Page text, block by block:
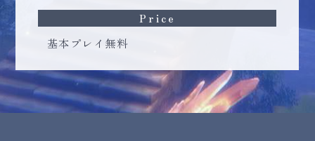
Price
基本プレイ無料